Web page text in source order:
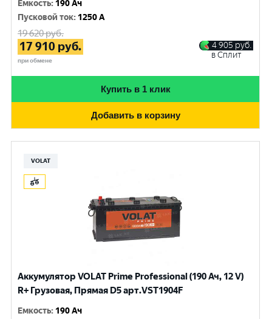
Емкость: 190 Ач
Пусковой ток: 1250 A
19 620руб.
17 910 руб.
при обмене
4 905 руб.
в Сплит
Купить в 1 клик
Добавить в корзину
VOLAT
Аккумулятор VOLAT Prime Professional (190 Ач, 12 V)
R+ Грузовая, Прямая D5 арт.VST1904F
Емкость: 190 Ач